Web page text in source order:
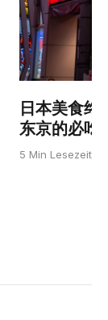
日本美食终
东京的必吃
5 Min Lesezeit